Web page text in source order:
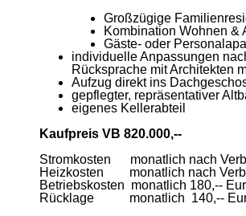
Großzügige
Kombination Wohnen &
Gäste- oder
individuelle Anpassungen
Rücksprache mit Architekten
Aufzug direkt ins
gepflegter, repräsentativer
eigenes Kellerabteil
Kaufpreis VB 820.000,--
Stromkosten monatlich nach
Heizkosten monatlich nach
Betriebskosten monatlich 180,--
Rücklage monatlich 140,--